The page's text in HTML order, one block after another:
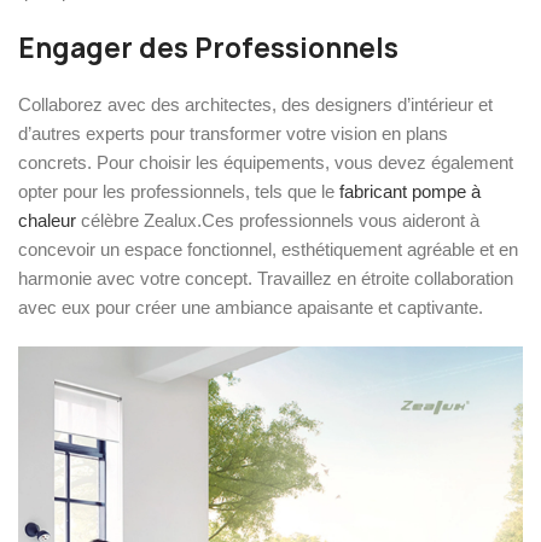
Engager des Professionnels
Collaborez avec des architectes, des designers d’intérieur et
d’autres experts pour transformer votre vision en plans
concrets. Pour choisir les équipements, vous devez également
opter pour les professionnels, tels que le fabricant pompe à
chaleur célèbre Zealux.Ces professionnels vous aideront à
concevoir un espace fonctionnel, esthétiquement agréable et en
harmonie avec votre concept. Travaillez en étroite collaboration
avec eux pour créer une ambiance apaisante et captivante.